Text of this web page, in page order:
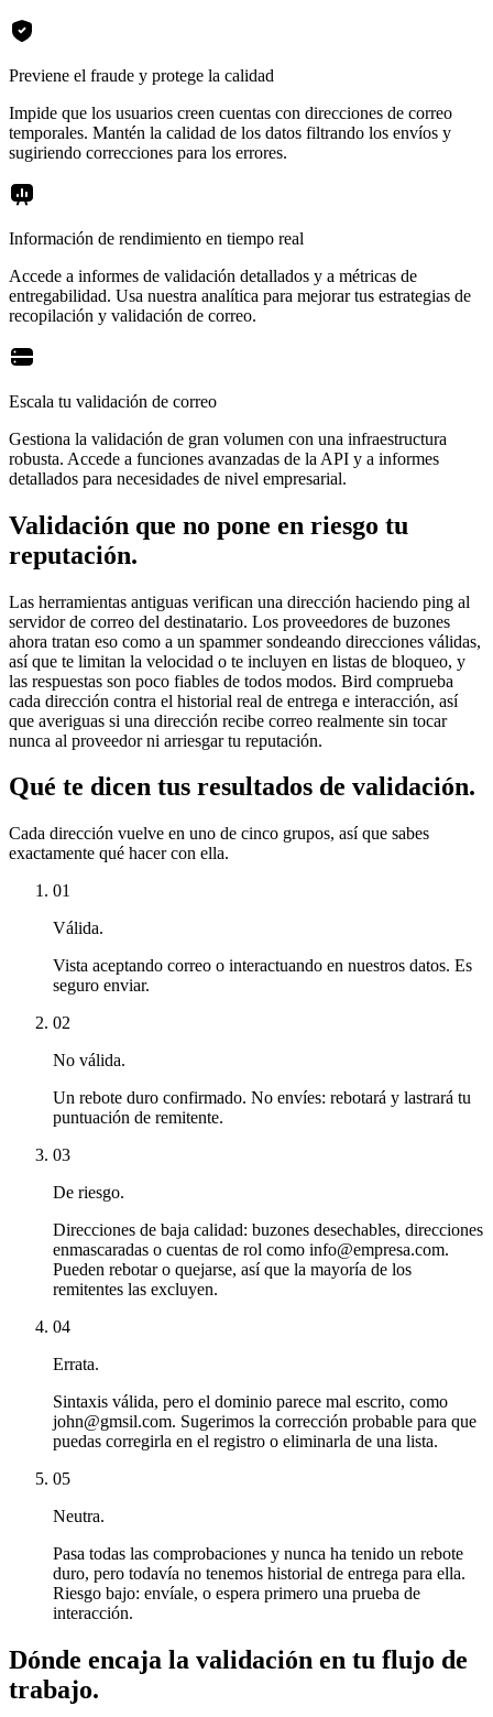
Previene el fraude y protege la calidad
Impide que los usuarios creen cuentas con direcciones de correo
temporales. Mantén la calidad de los datos filtrando los envíos y
sugiriendo correcciones para los errores.
Información de rendimiento en tiempo real
Accede a informes de validación detallados y a métricas de
entregabilidad. Usa nuestra analítica para mejorar tus estrategias de
recopilación y validación de correo.
Escala tu validación de correo
Gestiona la validación de gran volumen con una infraestructura
robusta. Accede a funciones avanzadas de la API y a informes
detallados para necesidades de nivel empresarial.
Validación que no pone en riesgo tu
reputación.
Las herramientas antiguas verifican una dirección haciendo ping al
servidor de correo del destinatario. Los proveedores de buzones
ahora tratan eso como a un spammer sondeando direcciones válidas,
así que te limitan la velocidad o te incluyen en listas de bloqueo, y
las respuestas son poco fiables de todos modos. Bird comprueba
cada dirección contra el historial real de entrega e interacción, así
que averiguas si una dirección recibe correo realmente sin tocar
nunca al proveedor ni arriesgar tu reputación.
Qué te dicen tus resultados de validación.
Cada dirección vuelve en uno de cinco grupos, así que sabes
exactamente qué hacer con ella.
01
Válida.
Vista aceptando correo o interactuando en nuestros datos. Es
seguro enviar.
02
No válida.
Un rebote duro confirmado. No envíes: rebotará y lastrará tu
puntuación de remitente.
03
De riesgo.
Direcciones de baja calidad: buzones desechables, direcciones
enmascaradas o cuentas de rol como info@empresa.com.
Pueden rebotar o quejarse, así que la mayoría de los
remitentes las excluyen.
04
Errata.
Sintaxis válida, pero el dominio parece mal escrito, como
john@gmsil.com. Sugerimos la corrección probable para que
puedas corregirla en el registro o eliminarla de una lista.
05
Neutra.
Pasa todas las comprobaciones y nunca ha tenido un rebote
duro, pero todavía no tenemos historial de entrega para ella.
Riesgo bajo: envíale, o espera primero una prueba de
interacción.
Dónde encaja la validación en tu flujo de
trabajo.